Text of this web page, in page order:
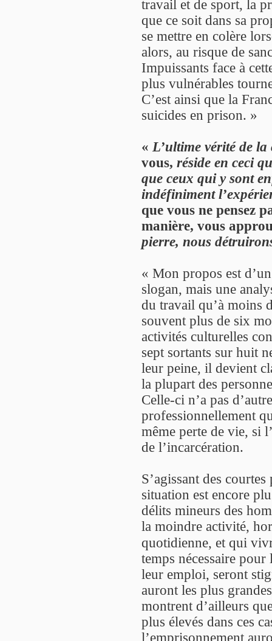
travail et de sport, la
que ce soit dans sa
se mettre en colère
alors, au risque de
Impuissants face à
plus vulnérables
C’est ainsi que la
suicides en prison. »
« L’ultime vérité de
vous, réside en ceci
que ceux qui y sont
indéfiniment
que vous ne pensez
manière, vous
pierre, nous
« Mon propos est
slogan, mais une
du travail qu’à moins
souvent plus de six
activités culturelles
sept sortants sur huit
leur peine, il devient
la plupart des
Celle-ci n’a pas
professionnellement
même perte de vie, si
de l’incarcération.
S’agissant des
situation est encore
délits mineurs des
la moindre activité,
quotidienne, et qui
temps nécessaire
leur emploi, seront
auront les plus
montrent d’ailleurs
plus élevés dans ces
l’emprisonnement